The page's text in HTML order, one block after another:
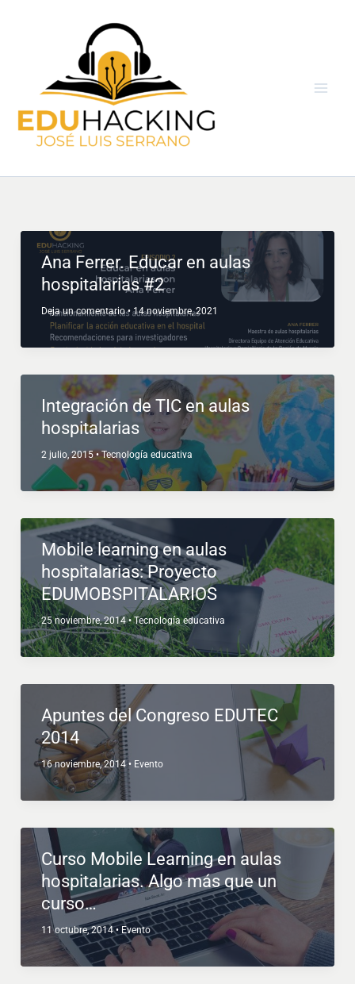
Ana Ferrer. Educar en aulas
hospitalarias #2
Deja un comentario •14 noviembre, 2021
Integración de TIC en aulas
hospitalarias
2 julio, 2015•Tecnología educativa
Mobile learning en aulas
hospitalarias: Proyecto
EDUMOBSPITALARIOS
25 noviembre, 2014•Tecnología educativa
Apuntes del Congreso EDUTEC
2014
16 noviembre, 2014• Evento
Curso Mobile Learning en aulas
hospitalarias. Algo más que un
curso…
11 octubre, 2014• Evento